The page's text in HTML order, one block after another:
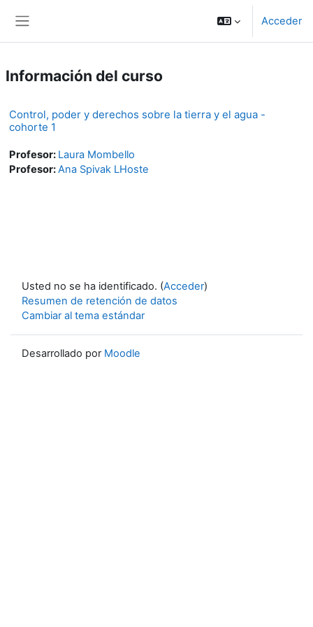
Acceder
Información del curso
Control, poder y derechos sobre la tierra y el agua -
cohorte 1
Profesor: Laura Mombello
Profesor:Ana Spivak LHoste
Usted no se ha identificado. (Acceder)
Resumen de retención de datos
Cambiar al tema estándar
Desarrollado por Moodle